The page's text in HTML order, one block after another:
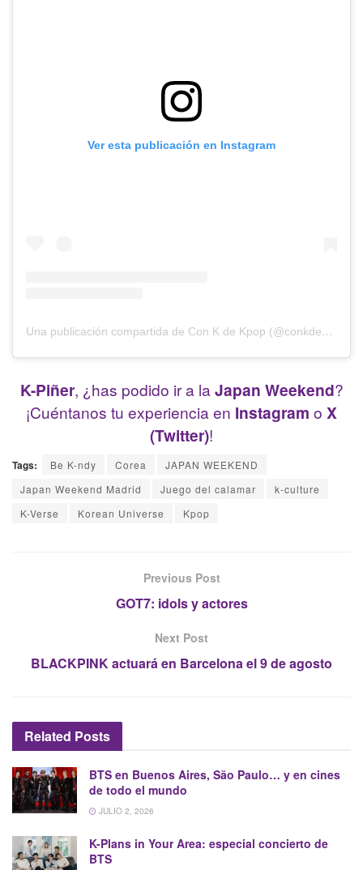
Ver esta publicación en Instagram
Una publicación compartida de Con K de Kpop (@conkdekpop)
K-Piñer, ¿has podido ir a laJapan Weekend?
¡Cuéntanos tu experiencia en Instagram o X
(Twitter)!
Tags: Be K-ndy Corea
JAPAN WEEKEND
Japan Weekend Madrid
Juego del calamar
k-culture
K-Verse
Korean Universe Kpop
Previous Post
GOT7: idols y actores
Next Post
BLACKPINK actuará en Barcelona el 9 de agosto
Related Posts
BTS en Buenos Aires, São Paulo… y en cines
de todo el mundo
JULIO 2, 2026
K-Plans in Your Area: especial concierto de
BTS